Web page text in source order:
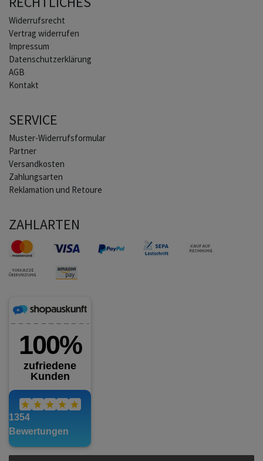
Widerrufs­recht
Vertrag widerrufen
Impressum
Daten­schutz­erklärung
AGB
Kontakt
SERVICE
Muster-Widerrufsformular
Partner
Versandkosten
Zahlungsarten
Reklamation und Retoure
ZAHLARTEN